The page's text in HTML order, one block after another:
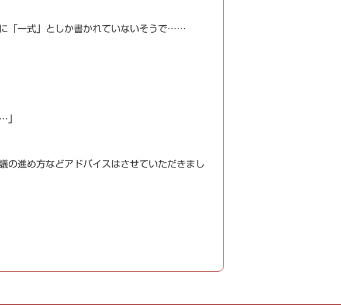
「一式」としか書かれていないそうで……
」
の進め方などアドバイスはさせていただきまし